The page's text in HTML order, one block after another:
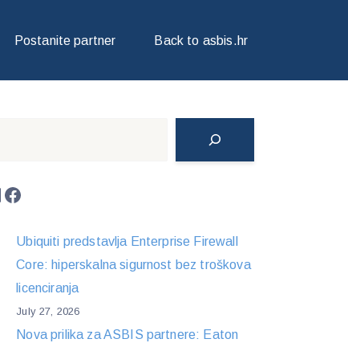
Postanite partner Back to asbis.hr
TORBICAMA
Facebook
Ubiquiti predstavlja Enterprise Firewall
Core: hiperskalna sigurnost bez troškova
licenciranja
July 27, 2026
Nova prilika za ASBIS partnere: Eaton